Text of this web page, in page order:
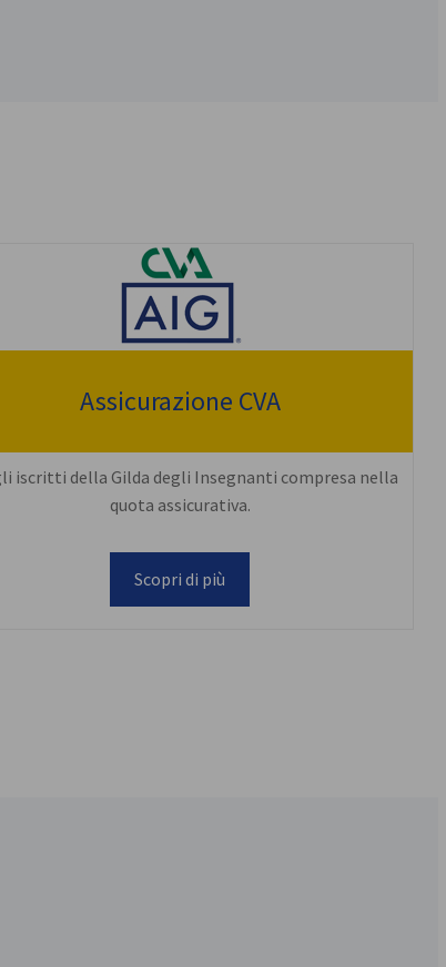
Assicurazione CVA
iscritti della Gilda degli Insegnanti compresa nella
quota assicurativa.
Scopri di più